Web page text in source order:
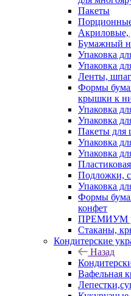
Пакеты
Бумажный
Упаковка
Упаковка
Ленты,
Формы
крышки к
Упаковка
Упаковка
Пакеты для
Упаковка
Упаковка
Подложки,
Упаковка
Формы
конфет
ПРЕМИУМ
Стаканы,
Кондитерские
Назад
Вафельная